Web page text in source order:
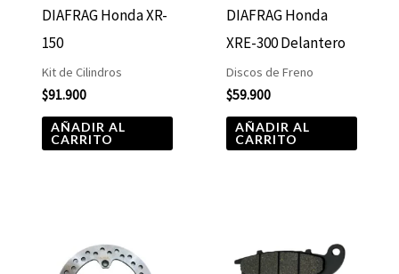
DIAFRAG Honda XR-
150
Kit de Cilindros
$91.900
AÑADIR AL
CARRITO
DIAFRAG Honda
XRE-300 Delantero
Discos de Freno
$59.900
AÑADIR AL
CARRITO